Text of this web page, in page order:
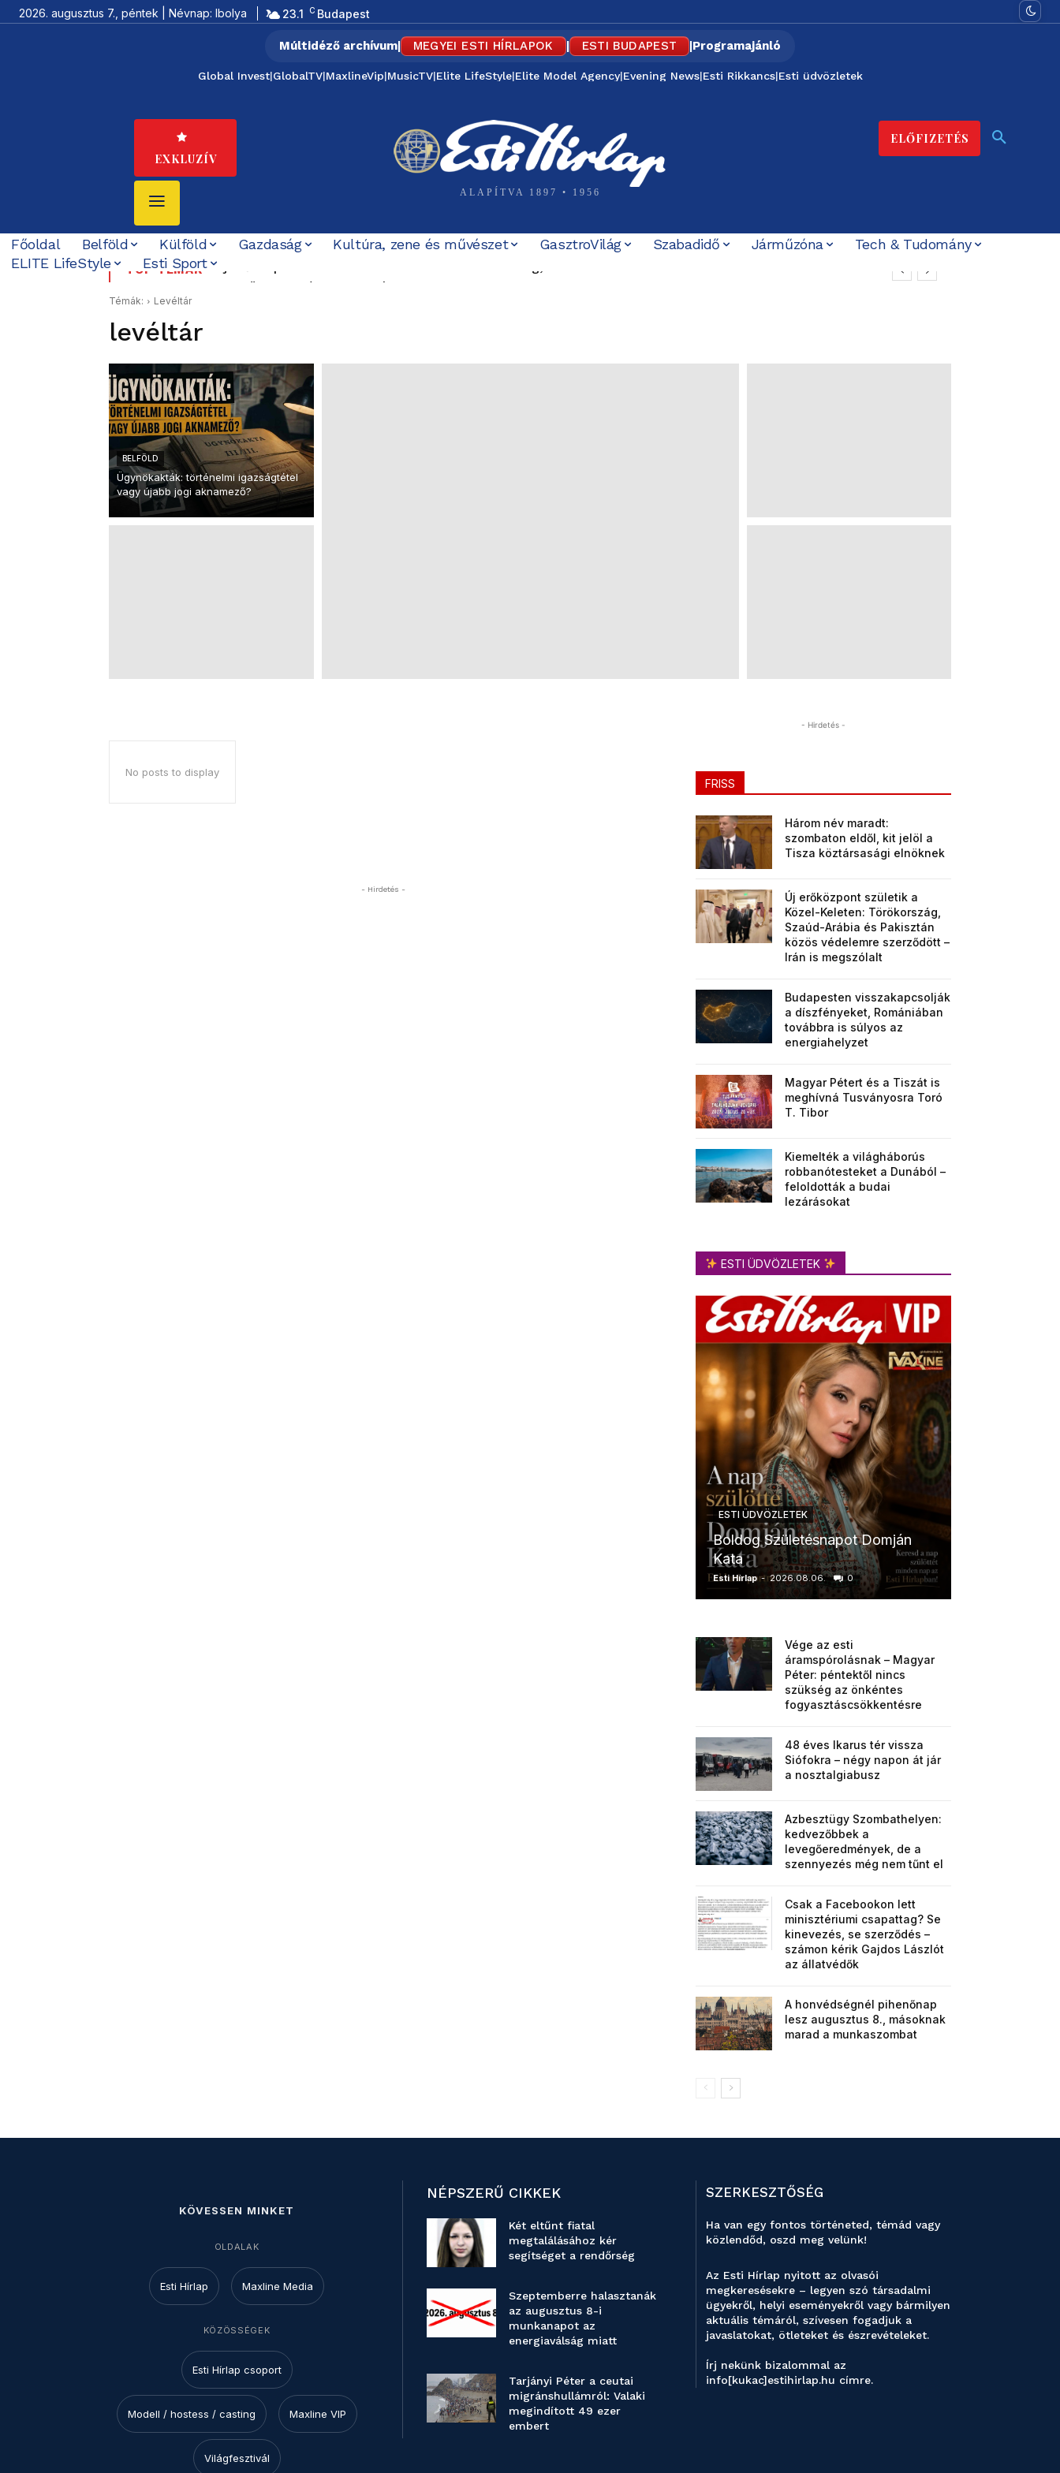
2026. augusztus 7., péntek | Névnap: Ibolya 23.1 C Budapest
Múltidéző archívum| MEGYEI ESTI HÍRLAPOK | ESTI BUDAPEST |Programajánló
Global Invest|GlobalTV|MaxlineVip|MusicTV|Elite LifeStyle|Elite Model Agency|Evening News|Esti Rikkancs|Esti üdvözletek
EXKLUZÍV
ALAPÍTVA 1897 • 1956
ELŐFIZETÉS
Főoldal Belföld Külföld Gazdaság Kultúra, zene és művészet GasztroVilág Szabadidő Járműzóna
Tech & Tudomány
ELITE LifeStyle
Esti Sport
TOP TÉMÁK Új erőközpont születik a Közel-Keleten: Törökország, Szaúd-Arábia és Pakisztán közös védelemre
szerződött – Irán is megszólalt
Témák: Levéltár
levéltár
BELFÖLD
Ügynökakták: történelmi igazságtétel
vagy újabb jogi aknamező?
No posts to display
- Hirdetés -
- Hirdetés -
FRISS
Három név maradt:
szombaton eldől, kit jelöl a
Tisza köztársasági elnöknek
Új erőközpont születik a
Közel-Keleten: Törökország,
Szaúd-Arábia és Pakisztán
közös védelemre szerződött –
Irán is megszólalt
Budapesten visszakapcsolják
a díszfényeket, Romániában
továbbra is súlyos az
energiahelyzet
Magyar Pétert és a Tiszát is
meghívná Tusványosra Toró
T. Tibor
Kiemelték a világháborús
robbanótesteket a Dunából –
feloldották a budai
lezárásokat
ESTI ÜDVÖZLETEK
ESTI ÜDVÖZLETEK
Boldog Születésnapot Domján
Kata
Esti Hírlap - 2026.08.06. 0
Vége az esti
áramspórolásnak – Magyar
Péter: péntektől nincs
szükség az önkéntes
fogyasztáscsökkentésre
48 éves Ikarus tér vissza
Siófokra – négy napon át jár
a nosztalgiabusz
Azbesztügy Szombathelyen:
kedvezőbbek a
levegőeredmények, de a
szennyezés még nem tűnt el
Csak a Facebookon lett
minisztériumi csapattag? Se
kinevezés, se szerződés –
számon kérik Gajdos Lászlót
az állatvédők
A honvédségnél pihenőnap
lesz augusztus 8., másoknak
marad a munkaszombat
KÖVESSEN MINKET
OLDALAK
Esti Hírlap Maxline Media
KÖZÖSSÉGEK
Esti Hírlap csoport
Modell / hostess / casting Maxline VIP
Világfesztivál
NÉPSZERŰ CIKKEK
Két eltűnt fiatal
megtalálásához kér
segítséget a rendőrség
Szeptemberre halasztanák
az augusztus 8-i
munkanapot az
energiaválság miatt
Tarjányi Péter a ceutai
migránshullámról: Valaki
megindított 49 ezer
embert
SZERKESZTŐSÉG
Ha van egy fontos történeted, témád vagy
közlendőd, oszd meg velünk!
Az Esti Hírlap nyitott az olvasói
megkeresésekre – legyen szó társadalmi
ügyekről, helyi eseményekről vagy bármilyen
aktuális témáról, szívesen fogadjuk a
javaslatokat, ötleteket és észrevételeket.
Írj nekünk bizalommal az
info[kukac]estihirlap.hu címre.